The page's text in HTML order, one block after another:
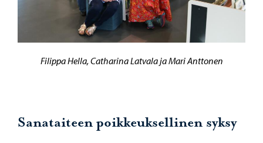
Filippa Hella, Catharina Latvala ja Mari Anttonen
Sanataiteen poikkeuksellinen syksy